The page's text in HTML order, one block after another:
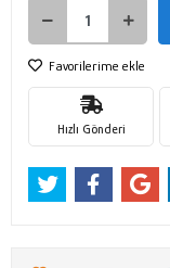
Favorilerime ekle
Hızlı Gönderi